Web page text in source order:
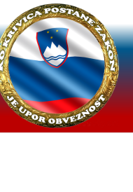
Preskoči
na
vsebino